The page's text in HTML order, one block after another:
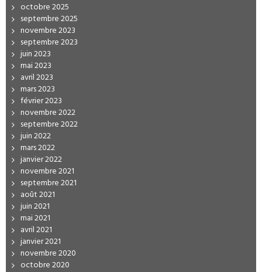
octobre 2025
septembre 2025
novembre 2023
septembre 2023
juin 2023
mai 2023
avril 2023
mars 2023
février 2023
novembre 2022
septembre 2022
juin 2022
mars 2022
janvier 2022
novembre 2021
septembre 2021
août 2021
juin 2021
mai 2021
avril 2021
janvier 2021
novembre 2020
octobre 2020